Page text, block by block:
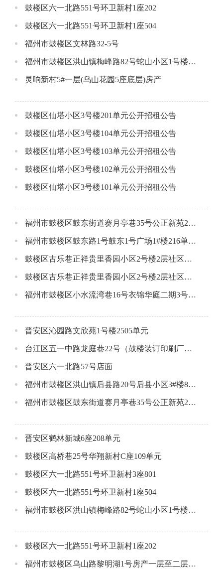
鼓楼区六一北路551号环卫新村1座202
鼓楼区六一北路551号环卫新村1座504
福州市鼓楼区文林路32-5号
福州市鼓楼区洪山镇梅峰路82号蛇山小区1号楼1层1号店面
灵响新村5#一层(乌山花园5座底层)房产
鼓楼区仙塔小区3号楼201单元公开招租公告
鼓楼区仙塔小区3号楼104单元公开招租公告
鼓楼区仙塔小区3号楼103单元公开招租公告
鼓楼区仙塔小区3号楼102单元公开招租公告
鼓楼区仙塔小区3号楼101单元公开招租公告
福州市鼓楼区鼓东街道赛月亭巷35号公正新苑2#楼106单元公开招租公告
福州市鼓楼区鼓东路1号鼓东1号广场1#楼216单元公开招租公告
鼓楼区古乐巷正祥贵里香园小区2号楼2层社区配套用房A（东侧）
鼓楼区古乐巷正祥贵里香园小区2号楼2层社区配套用房B(西侧）
福州市鼓楼区小水流湾巷16号衣锦华庭二期3号楼一层店面（大间）
晋安区沁园路文欣苑1号楼2505单元
台江区五一中路龙庭巷22号（鼓楼装订印刷厂）1-3层店面
晋安区六一北路57号店面
福州市鼓楼区洪山镇后县路20号后县小区3#楼803单元公开招租公告
福州市鼓楼区鼓东街道赛月亭巷35号公正新苑2#楼205单元公开招租公告
晋安区鹤林新城6座208单元
鼓楼区高桥巷25号华翔新村C座109单元
鼓楼区六一北路551号环卫新村3座801
鼓楼区六一北路551号环卫新村1座504
福州市鼓楼区洪山镇梅峰路82号蛇山小区1号楼1层1号店面
鼓楼区六一北路551号环卫新村1座202
福州市鼓楼区乌山路黎明湖1号房产一层至二层西侧